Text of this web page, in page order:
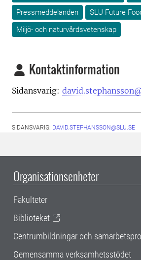
Pressmeddelanden
SLU Future
Miljö- och naturvårdsvetenskap
Kontaktinformation
Sidansvarig:
SIDANSVARIG: DAVID.STEPHANSSON@SLU.SE
Organisationsenheter
Fakulteter
Biblioteket
Centrumbildningar och
Gemensamma verksamhetsstödet